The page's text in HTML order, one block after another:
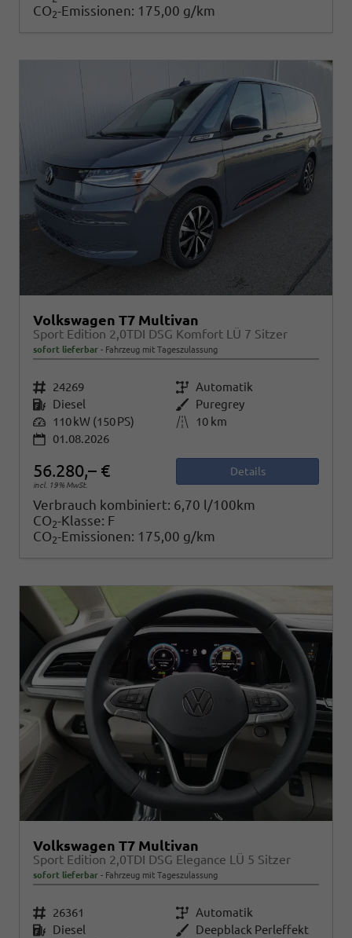
CO2-Emissionen: 175,00 g/km
Volkswagen T7 Multivan
Sport Edition 2,0TDI DSG Komfort LÜ 7 Sitzer
sofort lieferbar Fahrzeug mit Tageszulassung
Fahrzeugnr. 24269 Getriebe Automatik
Kraftstoff Diesel Außenfarbe Puregrey
Leistung 110 kW (150 PS) Kilometerstand
10 km
01.08.2026
56.280,– €
incl. 19% MwSt.
Details
Verbrauch kombiniert: 6,70 l/100km
CO2-Klasse: F
CO2-Emissionen: 175,00 g/km
Volkswagen T7 Multivan
Sport Edition 2,0TDI DSG Elegance LÜ 5 Sitzer
sofort lieferbar Fahrzeug mit Tageszulassung
Fahrzeugnr. 26361 Getriebe Automatik
Kraftstoff Diesel Außenfarbe Deepblack Perleffekt